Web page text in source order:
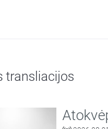
transliacijos